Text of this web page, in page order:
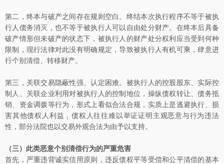
第二，终本与破产之间存在规则空白。终结本次执行程序不等于被执
行人债务消灭，也不等于被执行人可以自由处分财产。在终本后具备
破产情形但未破产的状态下，被执行人的财产处分权利应当受到何种
限制，现行法律对此没有明确规定，导致被执行人有机可乘，肆意进
行个别清偿、转移财产。
第三，关联交易隐蔽性强、认定困难。被执行人的控股股东、实际控
制人、关联企业利用对被执行人的控制地位，操纵债权转让、债务抵
销、资金调拨等行为，形式上看似合法合规，实质上是逃避执行、损
害其他债权人利益，债权人往往难以举证证明主观恶意与行为违法
性，部分法院也以交易外观合法为由予以支持。
（三）此类恶意个别清偿行为的严重危害
首先，严重违背诚实信用原则，违反债权平等受偿和公平清偿的基本